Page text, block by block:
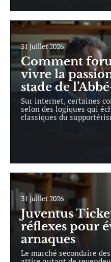
31 juillet 2026
Comment
vivre la
stade de
Sur internet, certaines
selon des logiques qui
classiques du
31 juillet 2026
Juventus
réflexes pour
arnaques
Le marché secondaire